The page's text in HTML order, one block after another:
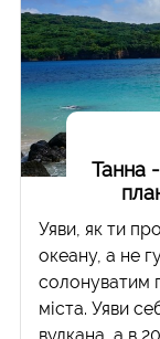
Танна
Уяви, як ти
океану, а не
солонуватим
міста. Уяви